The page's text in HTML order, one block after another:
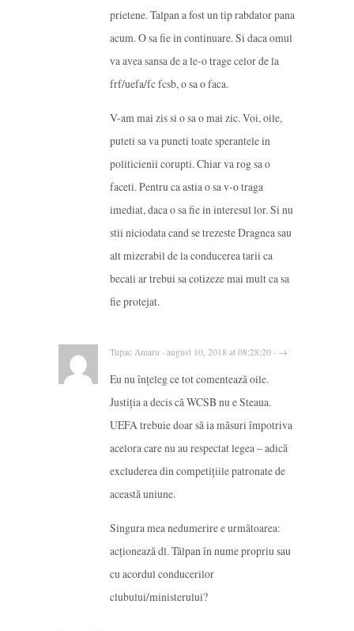
prietene. Talpan a fost un tip rabdator pana
acum. O sa fie in continuare. Si daca omul
va avea sansa de a le-o trage celor de la
frf/uefa/fc fcsb, o sa o faca.
V-am mai zis si o sa o mai zic. Voi, oile,
puteti sa va puneti toate sperantele in
politicienii corupti. Chiar va rog sa o
faceti. Pentru ca astia o sa v-o traga
imediat, daca o sa fie in interesul lor. Si nu
stii niciodata cand se trezeste Dragnea sau
alt mizerabil de la conducerea tarii ca
becali ar trebui sa cotizeze mai mult ca sa
fie protejat.
Tupac Amaru · august 10, 2018 at 08:28:20 · →
Eu nu înțeleg ce tot comentează oile.
Justiția a decis că WCSB nu e Steaua.
UEFA trebuie doar să ia măsuri împotriva
acelora care nu au respectat legea – adică
excluderea din competițiile patronate de
această uniune.
Singura mea nedumerire e următoarea:
acționează dl. Tălpan în nume propriu sau
cu acordul conducerilor
clubului/ministerului?